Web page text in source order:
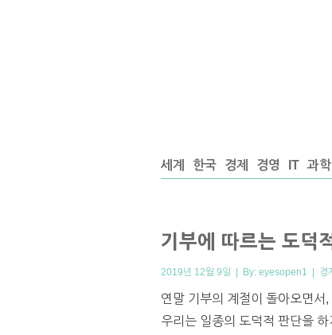
세계 한국 경제 경영 IT 과학
기부에 따르는 도덕
2019년 12월 9일 | By: eyesopen1 | 경
연말 기부의 계절이 돌아오면서
우리는 일종의 도덕적 판단을